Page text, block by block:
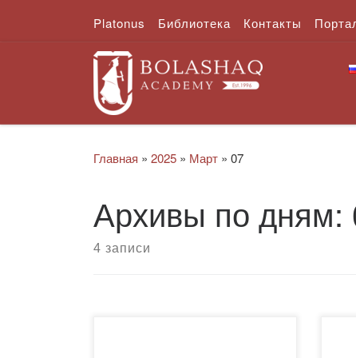
Перейти к содержимому
Platonus Библиотека Контакты
Главная » 2025 » Март » 07
Архивы по дням:
4 записи